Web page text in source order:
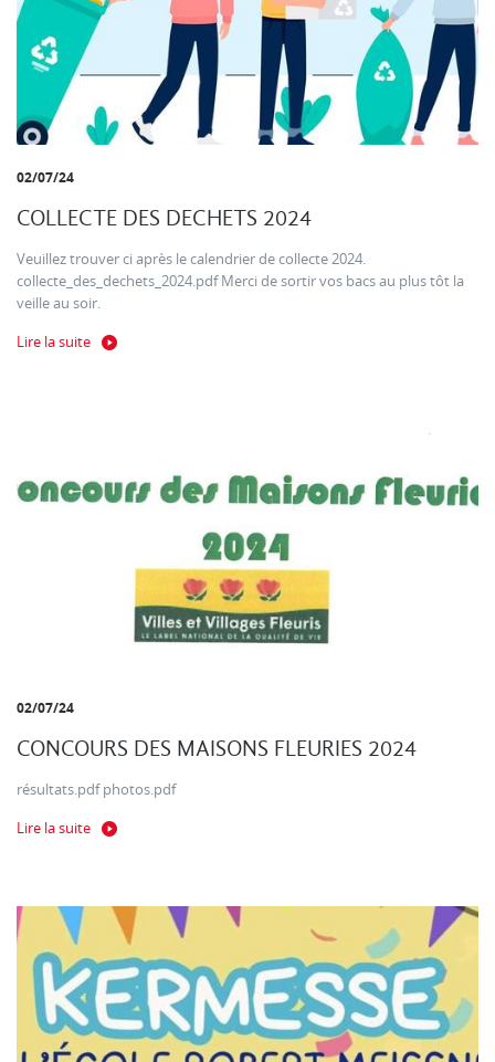
02/07/24
COLLECTE DES DECHETS 2024
Veuillez trouver ci après le calendrier de collecte 2024.
collecte_des_dechets_2024.pdf Merci de sortir vos bacs au plus tôt la
veille au soir.
Lire la suite
02/07/24
CONCOURS DES MAISONS FLEURIES 2024
résultats.pdf photos.pdf
Lire la suite